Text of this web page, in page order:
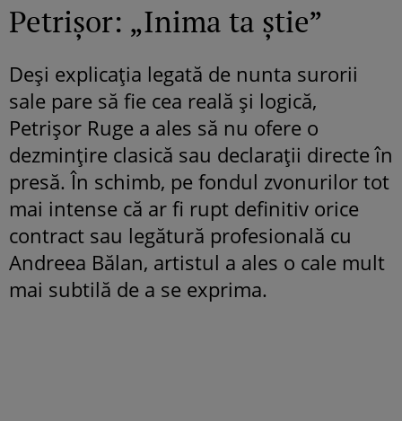
Petrișor: „Inima ta știe”
Deși explicația legată de nunta surorii
sale pare să fie cea reală și logică,
Petrișor Ruge a ales să nu ofere o
dezmințire clasică sau declarații directe în
presă. În schimb, pe fondul zvonurilor tot
mai intense că ar fi rupt definitiv orice
contract sau legătură profesională cu
Andreea Bălan, artistul a ales o cale mult
mai subtilă de a se exprima.